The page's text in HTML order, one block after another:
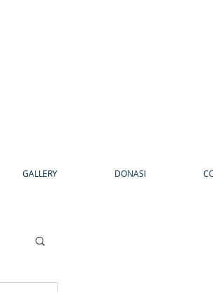
GALLERY DONASI